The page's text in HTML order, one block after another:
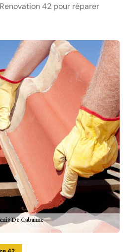
42 pour réparer